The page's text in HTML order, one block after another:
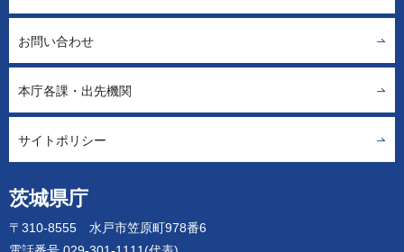
茨城県庁
〒310-8555 水戸市笠原町978番6
お問い合わせ
本庁各課・出先機関
サイトポリシー